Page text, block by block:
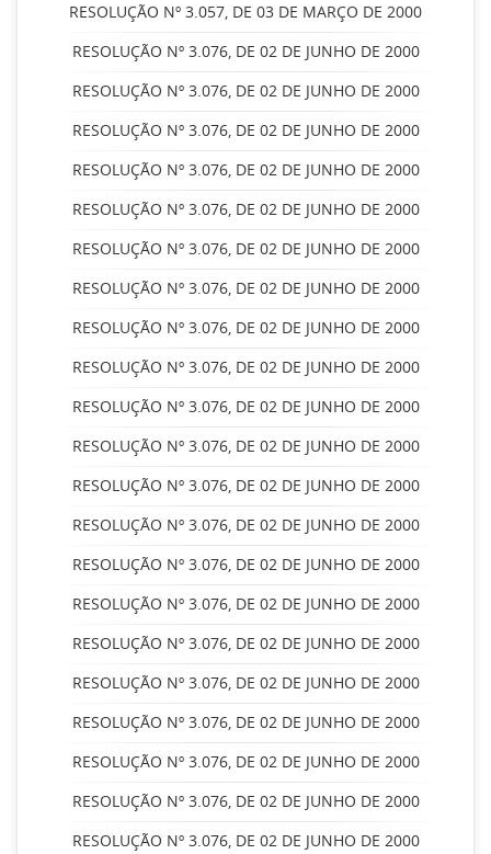
RESOLUÇÃO Nº 3.057, DE 03 DE MARÇO DE 2000
RESOLUÇÃO Nº 3.076, DE 02 DE JUNHO DE 2000
RESOLUÇÃO Nº 3.076, DE 02 DE JUNHO DE 2000
RESOLUÇÃO Nº 3.076, DE 02 DE JUNHO DE 2000
RESOLUÇÃO Nº 3.076, DE 02 DE JUNHO DE 2000
RESOLUÇÃO Nº 3.076, DE 02 DE JUNHO DE 2000
RESOLUÇÃO Nº 3.076, DE 02 DE JUNHO DE 2000
RESOLUÇÃO Nº 3.076, DE 02 DE JUNHO DE 2000
RESOLUÇÃO Nº 3.076, DE 02 DE JUNHO DE 2000
RESOLUÇÃO Nº 3.076, DE 02 DE JUNHO DE 2000
RESOLUÇÃO Nº 3.076, DE 02 DE JUNHO DE 2000
RESOLUÇÃO Nº 3.076, DE 02 DE JUNHO DE 2000
RESOLUÇÃO Nº 3.076, DE 02 DE JUNHO DE 2000
RESOLUÇÃO Nº 3.076, DE 02 DE JUNHO DE 2000
RESOLUÇÃO Nº 3.076, DE 02 DE JUNHO DE 2000
RESOLUÇÃO Nº 3.076, DE 02 DE JUNHO DE 2000
RESOLUÇÃO Nº 3.076, DE 02 DE JUNHO DE 2000
RESOLUÇÃO Nº 3.076, DE 02 DE JUNHO DE 2000
RESOLUÇÃO Nº 3.076, DE 02 DE JUNHO DE 2000
RESOLUÇÃO Nº 3.076, DE 02 DE JUNHO DE 2000
RESOLUÇÃO Nº 3.076, DE 02 DE JUNHO DE 2000
RESOLUÇÃO Nº 3.076, DE 02 DE JUNHO DE 2000